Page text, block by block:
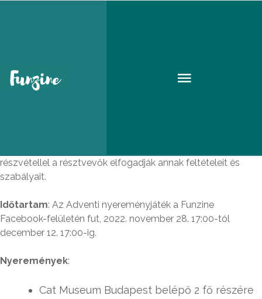
Adventi nyereményjáték-
szabályzat 2022
részvétellel a résztvevők elfogadják annak feltételeit és
szabályait.
Időtartam: Az Adventi nyereményjáték a Funzine
Facebook-felületén fut, 2022. november 28. 17:00-tól
december 12. 17:00-ig.
Nyeremények:
Cat Museum Budapest belépő 2 fő részére